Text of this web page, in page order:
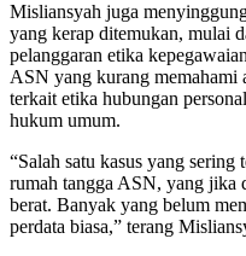
Misliansyah juga
yang kerap ditemukan, mulai
pelanggaran etika
ASN yang kurang memahami
terkait etika hubungan
hukum umum.
“Salah satu kasus yang sering
rumah tangga ASN, yang jika
berat. Banyak yang belum
perdata biasa,” terang